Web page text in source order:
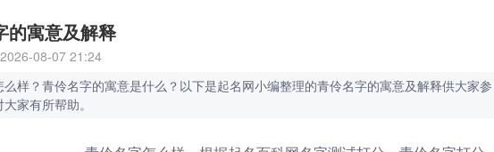
的寓意及解释
08-07 21:24
么样？青伶名字的寓意是什么？以下是起名网小编整理的青伶名字的寓意及解释供大家参
家有所帮助。